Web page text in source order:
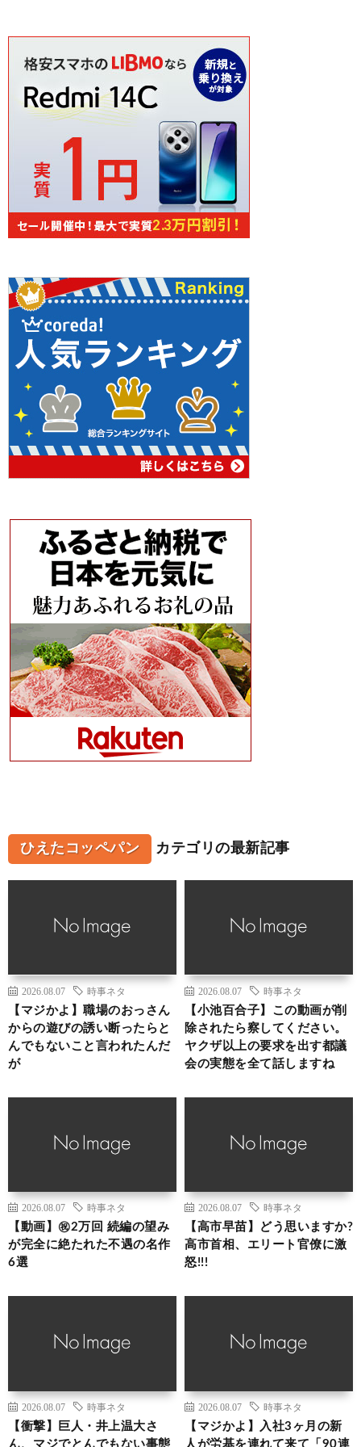
ひえたコッペパン カテゴリの最新記事
2026.08.07 時事ネタ
【マジかよ】職場のおっさん
からの遊びの誘い断ったらと
んでもないこと言われたんだ
が
2026.08.07 時事ネタ
【小池百合子】この動画が削
除されたら察してください。
ヤクザ以上の要求を出す都議
会の実態を全て話しますね
2026.08.07 時事ネタ
【動画】㊗️2万回 続編の望み
が完全に絶たれた不遇の名作
6選
2026.08.07 時事ネタ
【高市早苗】どう思いますか?
高市首相、エリート官僚に激
怒!!!
2026.08.07 時事ネタ
【衝撃】巨人・井上温大さ
ん、マジでとんでもない事態
2026.08.07 時事ネタ
【マジかよ】入社3ヶ月の新
人が労基を連れて来て「90連